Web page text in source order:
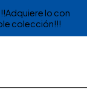
!!Adquiere lo con
colección!!!